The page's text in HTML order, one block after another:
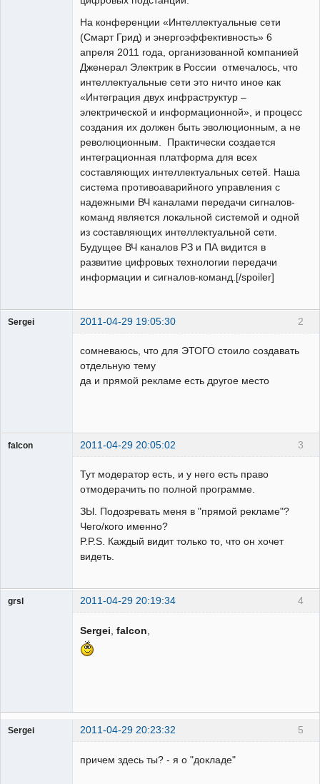
На конференции «Интеллектуальные сети
(Смарт Грид) и энергоэффективность» 6
апреля 2011 года, организованной компанией
Дженерал Электрик в России отмечалось, что
интеллектуальные сети это ничто иное как
«Интеграция двух инфраструктур –
электрической и информационной», и процесс
создания их должен быть эволюционным, а не
революционным. Практически создается
интеграционная платформа для всех
составляющих интеллектуальных сетей. Наша
система противоаварийного управления с
надежными ВЧ каналами передачи сигналов-
команд является локальной системой и одной
из составляющих интеллектуальной сети.
Будущее ВЧ каналов РЗ и ПА видится в
развитие цифровых технологии передачи
информации и сигналов-команд.[/spoiler]
2
Sergei 2011-04-29 19:05:30
сомневаюсь, что для ЭТОГО стоило создавать
отдельную тему
да и прямой рекламе есть другое место
3
falcon 2011-04-29 20:05:02
Тут модератор есть, и у него есть право
отмодерачить по полной программе.
ЗЫ. Подозревать меня в "прямой рекламе"?
Чего/кого именно?
P.P.S. Каждый видит только то, что он хочет
видеть.
4
grsl 2011-04-29 20:19:34
Sergei falcon
5
Sergei 2011-04-29 20:23:32
причем здесь ты? - я о "докладе"